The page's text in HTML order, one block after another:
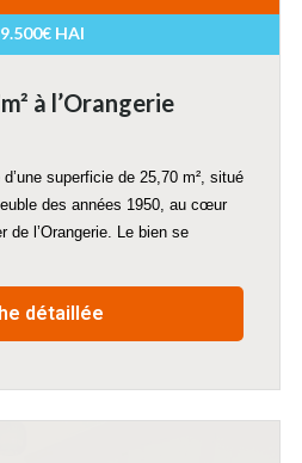
HAI
à l’Orangerie
superficie de 25,70 m², situé
des années 1950, au cœur
de l’Orangerie. Le bien se
détaillée